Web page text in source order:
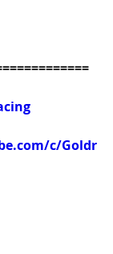
c/Goldr